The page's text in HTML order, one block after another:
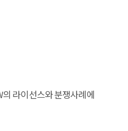
라이선스와 분쟁사례에